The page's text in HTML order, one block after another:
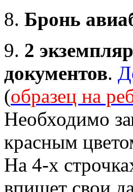
8. Бронь
9. 2
документов.
(образец на
Необходимо
красным
На 4-х